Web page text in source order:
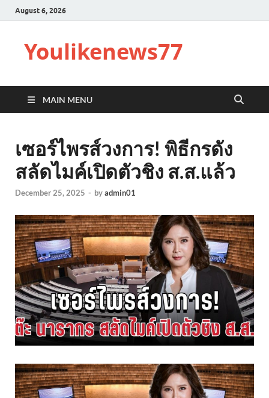
August 6, 2026
Youlikenews77
MAIN MENU
เซอร์ไพรส์วงการ! พิธีกรดัง
สลัดไมค์เปิดตัวชิง ส.ส.แล้ว
December 25, 2025 - byadmin01